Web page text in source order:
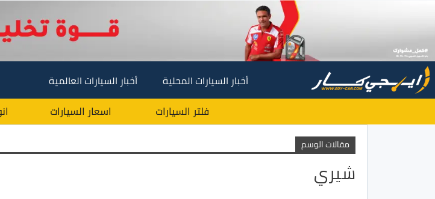
أخبار السيارات المحلية أخبار السيارات العالمية
فلتر السيارات اسعار السيارات
مقالات الوسم
شيري